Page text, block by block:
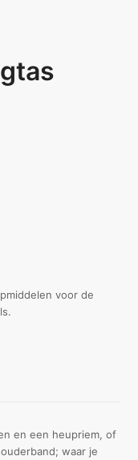
voor de
en een heupriem, of
waar je